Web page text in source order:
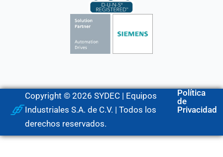
Copyright © 2026 SYDEC | Equipos
Industriales S.A. de C.V. | Todos los
derechos reservados.
Política
de
Privacidad